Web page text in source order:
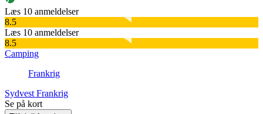
Læs 10 anmeldelser
8.5
Læs 10 anmeldelser
8.5
Camping
Frankrig
Sydvest Frankrig
Se på kort